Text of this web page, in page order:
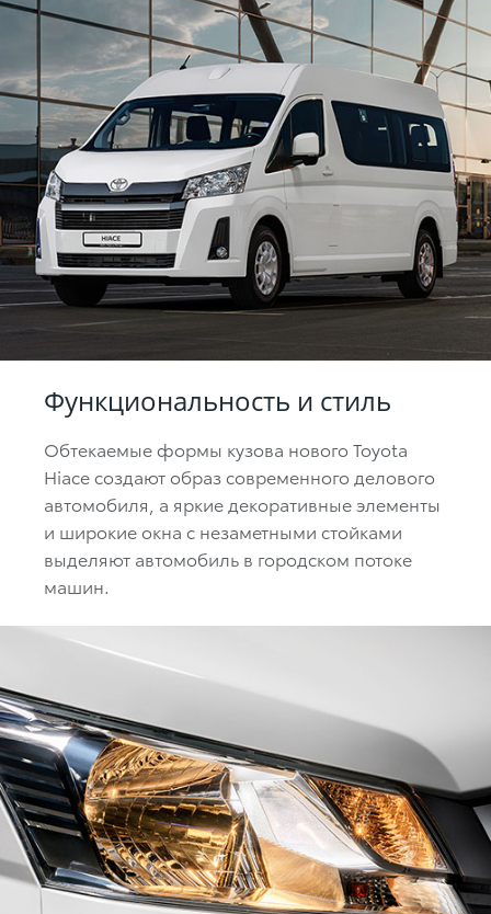
Функциональность и стиль
Обтекаемые формы кузова нового Toyota
Hiace создают образ современного делового
автомобиля, а яркие декоративные элементы
и широкие окна с незаметными стойками
выделяют автомобиль в городском потоке
машин.